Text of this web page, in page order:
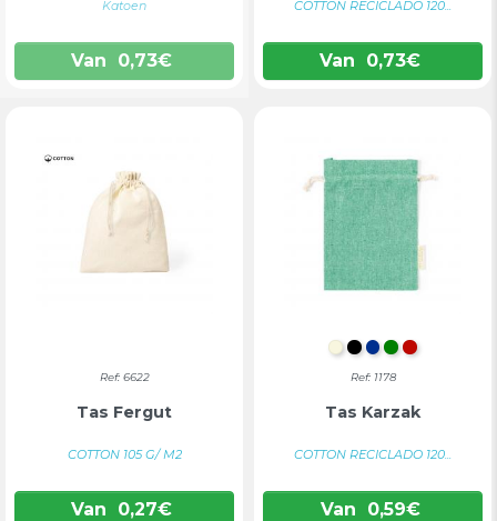
Katoen
Van 0,73€
COTTON RECICLADO 120...
Van 0,73€
Ref: 6622
Tas Fergut
COTTON 105 G/ M2
Van 0,27€
NATUURLIJK
ZWART
BLAUW
GROEN
ROOD
Ref: 1178
Tas Karzak
COTTON RECICLADO 120...
Van 0,59€